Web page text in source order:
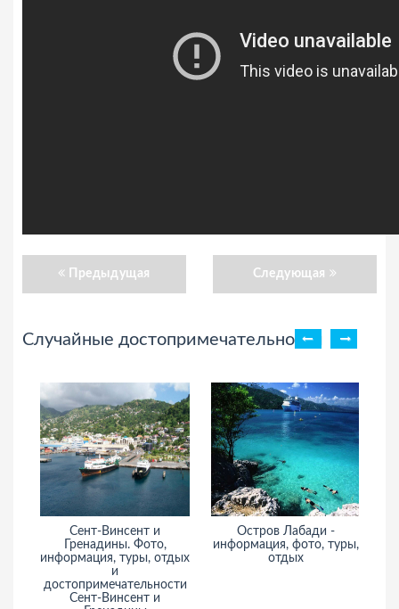
Предыдущая Следующая
Случайные достопримечательности
Сент-Винсент и
Гренадины. Фото,
информация, туры, отдых
и
достопримечательности
Сент-Винсент и
Остров Лабади -
информация, фото, туры,
отдых